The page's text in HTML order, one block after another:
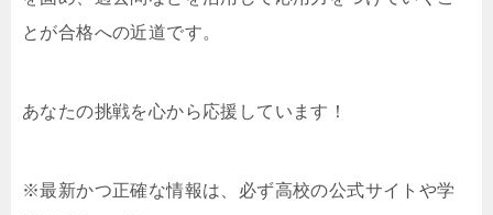
とが合格への近道です。
あなたの挑戦を心から応援しています！
※最新かつ正確な情報は、必ず高校の公式サイトや学